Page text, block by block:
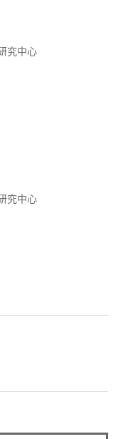
究中心
究中心